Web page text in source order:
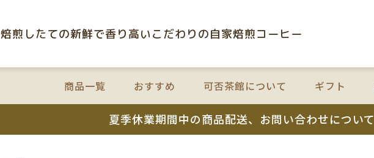
焙煎したての新鮮で⾹り⾼いこだわりの⾃家焙煎コーヒー
商品一覧 おすすめ 可否茶館について ギフト
夏季休業期間中の商品配送、お問い合わせについて